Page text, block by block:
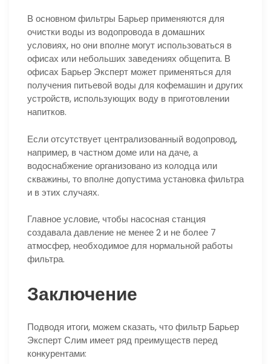
В основном фильтры Барьер применяются для
очистки воды из водопровода в домашних
условиях, но они вполне могут использоваться в
офисах или небольших заведениях общепита. В
офисах Барьер Эксперт может применяться для
получения питьевой воды для кофемашин и других
устройств, использующих воду в приготовлении
напитков.
Если отсутствует централизованный водопровод,
например, в частном доме или на даче, а
водоснабжение организовано из колодца или
скважины, то вполне допустима установка фильтра
и в этих случаях.
Главное условие, чтобы насосная станция
создавала давление не менее 2 и не более 7
атмосфер, необходимое для нормальной работы
фильтра.
Заключение
Подводя итоги, можем сказать, что фильтр Барьер
Эксперт Слим имеет ряд преимуществ перед
конкурентами: